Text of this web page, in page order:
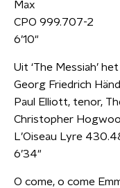
Max
CPO 999.707-2
6’10"
Uit ‘The Messiah’
Georg Friedrich
Paul Elliott, tenor,
Christopher
L’Oiseau Lyre
6’34"
O come, o come